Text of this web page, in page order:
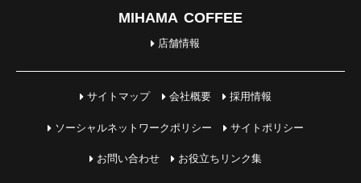
MIHAMA COFFEE
店舗情報
サイトマップ 会社概要 採用情報
ソーシャルネットワークポリシー サイトポリシー
お問い合わせ お役立ちリンク集